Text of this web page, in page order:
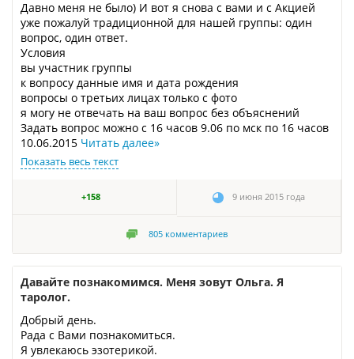
Давно меня не было) И вот я снова с вами и с Акцией
уже пожалуй традиционной для нашей группы: один
вопрос, один ответ.
Условия
вы участник группы
к вопросу данные имя и дата рождения
вопросы о третьих лицах только с фото
я могу не отвечать на ваш вопрос без объяснений
Задать вопрос можно с 16 часов 9.06 по мск по 16 часов
10.06.2015 Читать далее»
Показать весь текст
+158 9 июня 2015 года
805 комментариев
Давайте познакомимся. Меня зовут Ольга. Я
таролог.
Добрый день.
Рада с Вами познакомиться.
Я увлекаюсь эзотерикой.